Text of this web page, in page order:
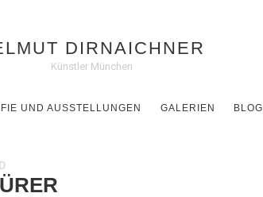
DIRNAICHNER
Künstler München
UND AUSSTELLUNGEN GALERIEN BLOG